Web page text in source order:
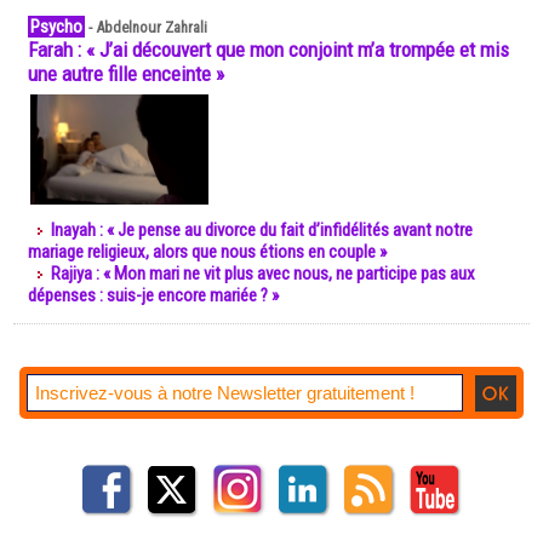
Psycho -Abdelnour Zahrali
Farah : « J’ai découvert que mon conjoint m’a trompée et mis
une autre fille enceinte »
Inayah : « Je pense au divorce du fait d’infidélités avant notre
mariage religieux, alors que nous étions en couple »
Rajiya : « Mon mari ne vit plus avec nous, ne participe pas aux
dépenses : suis-je encore mariée ? »